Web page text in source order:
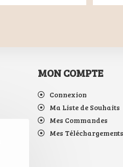
MON COMPTE
Connexion
Ma Liste de Souhaits
Mes Commandes
Mes Téléchargements